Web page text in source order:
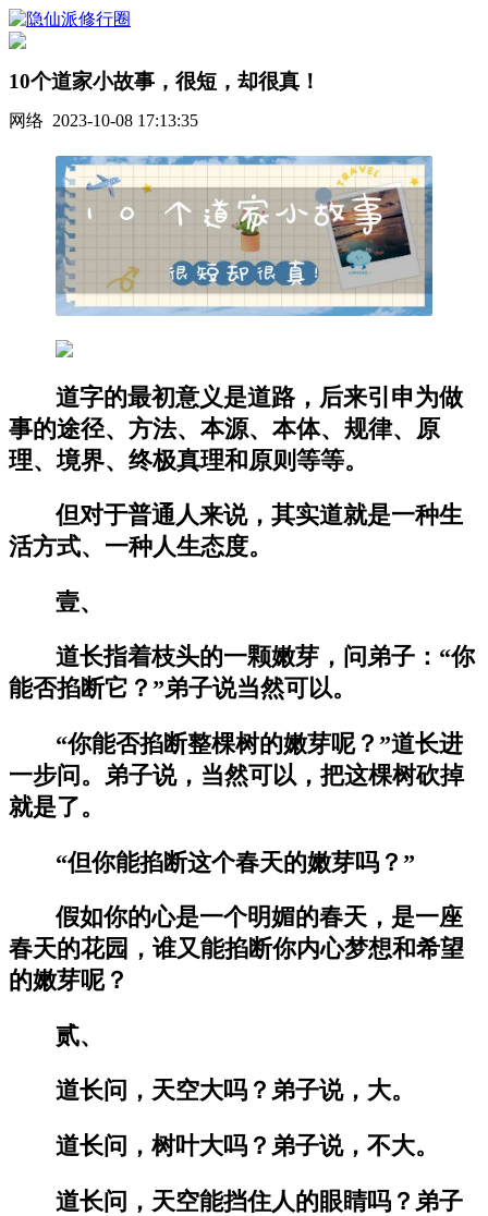
10个道家小故事，很短，却很真！
网络 2023-10-08 17:13:35
道字的最初意义是道路，后来引申为做
事的途径、方法、本源、本体、规律、原
理、境界、终极真理和原则等等。
但对于普通人来说，其实道就是一种生
活方式、一种人生态度。
壹、
道长指着枝头的一颗嫩芽，问弟子：“你
能否掐断它？”弟子说当然可以。
“你能否掐断整棵树的嫩芽呢？”道长进
一步问。弟子说，当然可以，把这棵树砍掉
就是了。
“但你能掐断这个春天的嫩芽吗？”
假如你的心是一个明媚的春天，是一座
春天的花园，谁又能掐断你内心梦想和希望
的嫩芽呢？
贰、
道长问，天空大吗？弟子说，大。
道长问，树叶大吗？弟子说，不大。
道长问，天空能挡住人的眼睛吗？弟子